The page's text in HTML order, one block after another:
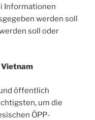
Informationen
werden soll
soll oder
öffentlich
um die
ÖPP-